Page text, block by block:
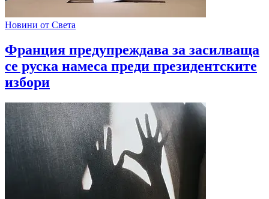
Новини от Света
Франция предупреждава за засилваща
се руска намеса преди президентските
избори